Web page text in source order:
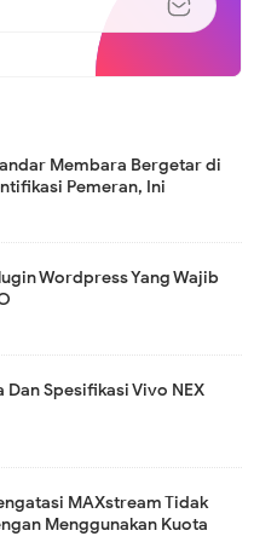
Membara Bergetar di
Pemeran, Ini
Wordpress Yang Wajib
Dan Spesifikasi Vivo NEX
MAXstream Tidak
Menggunakan Kuota